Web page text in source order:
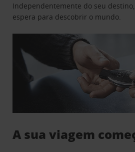
Independentemente do seu
espera para descobrir o mundo.
A sua viagem